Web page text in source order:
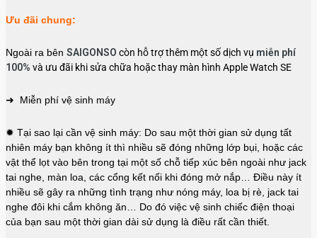
Ưu đãi chung:
Ngoài ra bên SAIGONSO còn hỗ trợ thêm một số dịch vụ miễn phí
100% và ưu đãi khi sửa chữa hoặc thay màn hình Apple Watch SE
➜ Miễn phí vệ sinh máy
✹ Tại sao lại cần vệ sinh máy: Do sau một thời gian sử dụng tất
nhiên máy bạn không ít thì nhiều sẽ đóng những lớp bụi, hoặc các
vật thể lọt vào bên trong tại một số chỗ tiếp xúc bên ngoài như jack
tai nghe, màn loa, các cổng kết nối khi đóng mở nắp… Điều này ít
nhiều sẽ gây ra những tình trạng như nóng máy, loa bị rè, jack tai
nghe đôi khi cắm không ăn… Do đó việc vệ sinh chiếc điện thoại
của bạn sau một thời gian dài sử dụng là điều rất cần thiết.